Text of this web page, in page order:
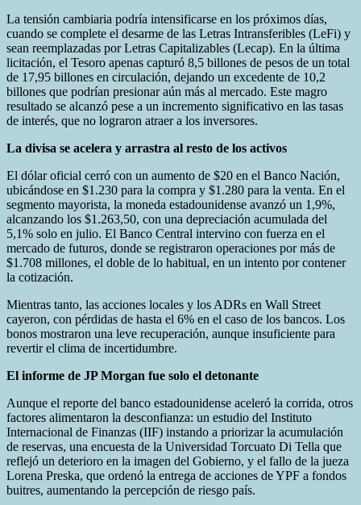
La tensión cambiaria podría intensificarse en los próximos días,
cuando se complete el desarme de las Letras Intransferibles (LeFi) y
sean reemplazadas por Letras Capitalizables (Lecap). En la última
licitación, el Tesoro apenas capturó 8,5 billones de pesos de un total
de 17,95 billones en circulación, dejando un excedente de 10,2
billones que podrían presionar aún más al mercado. Este magro
resultado se alcanzó pese a un incremento significativo en las tasas
de interés, que no lograron atraer a los inversores.
La divisa se acelera y arrastra al resto de los activos
El dólar oficial cerró con un aumento de $20 en el Banco Nación,
ubicándose en $1.230 para la compra y $1.280 para la venta. En el
segmento mayorista, la moneda estadounidense avanzó un 1,9%,
alcanzando los $1.263,50, con una depreciación acumulada del
5,1% solo en julio. El Banco Central intervino con fuerza en el
mercado de futuros, donde se registraron operaciones por más de
$1.708 millones, el doble de lo habitual, en un intento por contener
la cotización.
Mientras tanto, las acciones locales y los ADRs en Wall Street
cayeron, con pérdidas de hasta el 6% en el caso de los bancos. Los
bonos mostraron una leve recuperación, aunque insuficiente para
revertir el clima de incertidumbre.
El informe de JP Morgan fue solo el detonante
Aunque el reporte del banco estadounidense aceleró la corrida, otros
factores alimentaron la desconfianza: un estudio del Instituto
Internacional de Finanzas (IIF) instando a priorizar la acumulación
de reservas, una encuesta de la Universidad Torcuato Di Tella que
reflejó un deterioro en la imagen del Gobierno, y el fallo de la jueza
Lorena Preska, que ordenó la entrega de acciones de YPF a fondos
buitres, aumentando la percepción de riesgo país.